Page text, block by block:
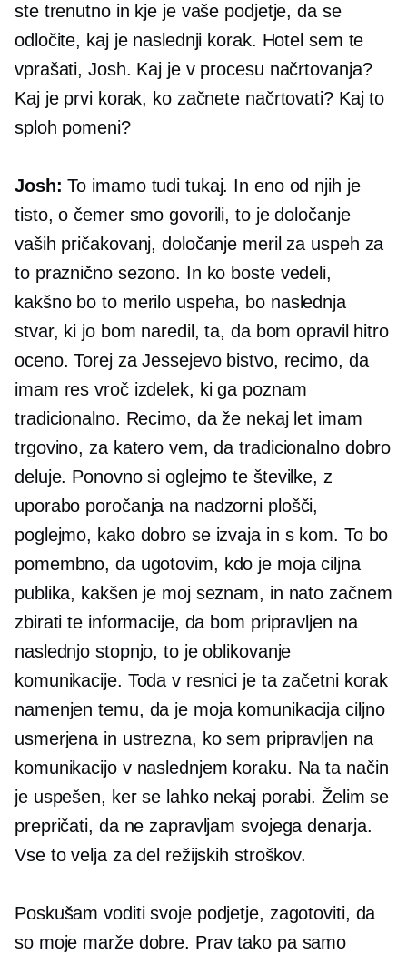
ste trenutno in kje je vaše podjetje, da se
odločite, kaj je naslednji korak. Hotel sem te
vprašati, Josh. Kaj je v procesu načrtovanja?
Kaj je prvi korak, ko začnete načrtovati? Kaj to
sploh pomeni?
Josh: To imamo tudi tukaj. In eno od njih je
tisto, o čemer smo govorili, to je določanje
vaših pričakovanj, določanje meril za uspeh za
to praznično sezono. In ko boste vedeli,
kakšno bo to merilo uspeha, bo naslednja
stvar, ki jo bom naredil, ta, da bom opravil hitro
oceno. Torej za Jessejevo bistvo, recimo, da
imam res vroč izdelek, ki ga poznam
tradicionalno. Recimo, da že nekaj let imam
trgovino, za katero vem, da tradicionalno dobro
deluje. Ponovno si oglejmo te številke, z
uporabo poročanja na nadzorni plošči,
poglejmo, kako dobro se izvaja in s kom. To bo
pomembno, da ugotovim, kdo je moja ciljna
publika, kakšen je moj seznam, in nato začnem
zbirati te informacije, da bom pripravljen na
naslednjo stopnjo, to je oblikovanje
komunikacije. Toda v resnici je ta začetni korak
namenjen temu, da je moja komunikacija ciljno
usmerjena in ustrezna, ko sem pripravljen na
komunikacijo v naslednjem koraku. Na ta način
je uspešen, ker se lahko nekaj porabi. Želim se
prepričati, da ne zapravljam svojega denarja.
Vse to velja za del režijskih stroškov.
Poskušam voditi svoje podjetje, zagotoviti, da
so moje marže dobre. Prav tako pa samo